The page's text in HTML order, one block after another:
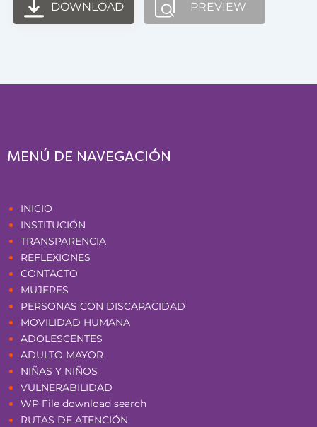
DOWNLOAD PREVIEW
MENÚ DE NAVEGACIÓN
INICIO
INSTITUCIÓN
TRANSPARENCIA
REFLEXIONES
CONTACTO
MUJERES
PERSONAS CON DISCAPACIDAD
MOVILIDAD HUMANA
ADOLESCENTES
ADULTO MAYOR
NIÑAS Y NIÑOS
VULNERABILIDAD
WP File download search
RUTAS DE ATENCIÓN